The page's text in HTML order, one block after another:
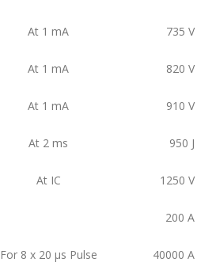
At 1 mA 735 V
At 1 mA 820 V
At 1 mA 910 V
At 2 ms 950 J
At IC 1250 V
200 A
For 8 x 20 μs Pulse 40000 A